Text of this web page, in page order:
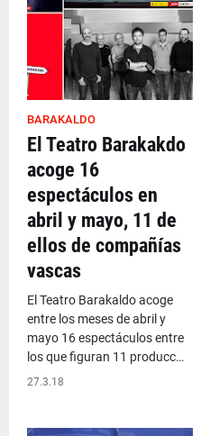
BARAKALDO
El Teatro Barakakdo
acoge 16
espectáculos en
abril y mayo, 11 de
ellos de compañías
vascas
El Teatro Barakaldo acoge
entre los meses de abril y
mayo 16 espectáculos entre
los que figuran 11 producc…
27.3.18